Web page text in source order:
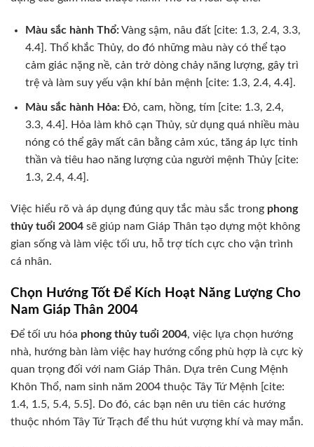
Màu sắc hành Thổ:Vàng sậm, nâu đất [cite: 1.3, 2.4, 3.3,
4.4]. Thổ khắc Thủy, do đó những màu này có thể tạo
cảm giác nặng nề, cản trở dòng chảy năng lượng, gây trì
trệ và làm suy yếu vận khí bản mệnh [cite: 1.3, 2.4, 4.4].
Màu sắc hành Hỏa:Đỏ, cam, hồng, tím [cite: 1.3, 2.4,
3.3, 4.4]. Hỏa làm khô cạn Thủy, sử dụng quá nhiều màu
nóng có thể gây mất cân bằng cảm xúc, tăng áp lực tinh
thần và tiêu hao năng lượng của người mệnh Thủy [cite:
1.3, 2.4, 4.4].
Việc hiểu rõ và áp dụng đúng quy tắc màu sắc trong phong
thủy tuổi 2004 sẽ giúp nam Giáp Thân tạo dựng một không
gian sống và làm việc tối ưu, hỗ trợ tích cực cho vận trình
cá nhân.
Chọn Hướng Tốt Để Kích Hoạt Năng Lượng Cho
Nam Giáp Thân 2004
Để tối ưu hóa phong thủy tuổi 2004, việc lựa chọn hướng
nhà, hướng bàn làm việc hay hướng cổng phù hợp là cực kỳ
quan trọng đối với nam Giáp Thân. Dựa trên Cung Mệnh
Khôn Thổ, nam sinh năm 2004 thuộc Tây Tứ Mệnh [cite:
1.4, 1.5, 5.4, 5.5]. Do đó, các bạn nên ưu tiên các hướng
thuộc nhóm Tây Tứ Trạch để thu hút vượng khí và may mắn.